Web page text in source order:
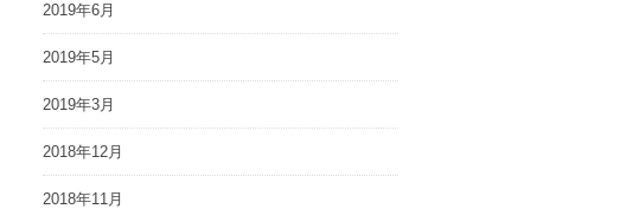
2019年6月
2019年5月
2019年3月
2018年12月
2018年11月